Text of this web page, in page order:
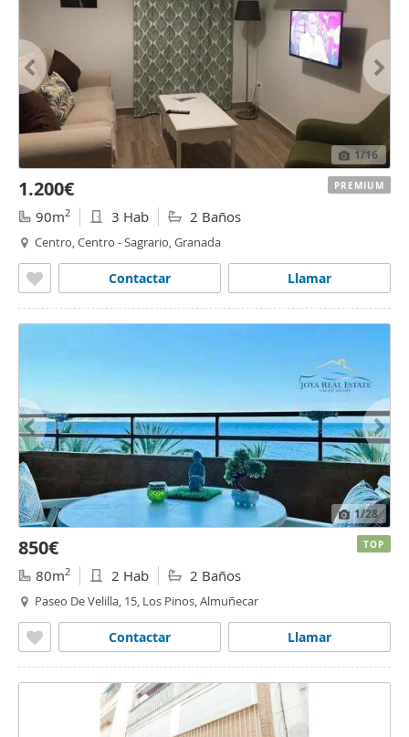
1/16
1.200€
90m2 3 Hab 2 Baños
Centro, Centro - Sagrario, Granada
Llamar
Contactar
PREMIUM
1/28
850€
80m2 2 Hab 2 Baños
Paseo De Velilla, 15, Los Pinos, Almuñecar
Llamar
Contactar
TOP